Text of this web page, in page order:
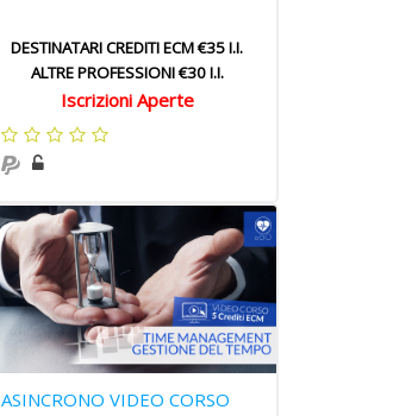
DESTINATARI CREDITI ECM €35 I.I.
ALTRE PROFESSIONI €30 I.I.
Iscrizioni Aperte
ASINCRONO VIDEO CORSO